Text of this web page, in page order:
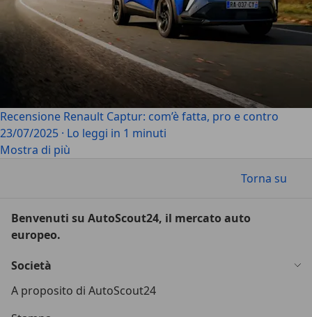
Recensione Renault Captur: com’è fatta, pro e contro
23/07/2025 · Lo leggi in 1 minuti
Mostra di più
Torna su
Benvenuti su AutoScout24, il mercato auto
europeo.
Società
A proposito di AutoScout24